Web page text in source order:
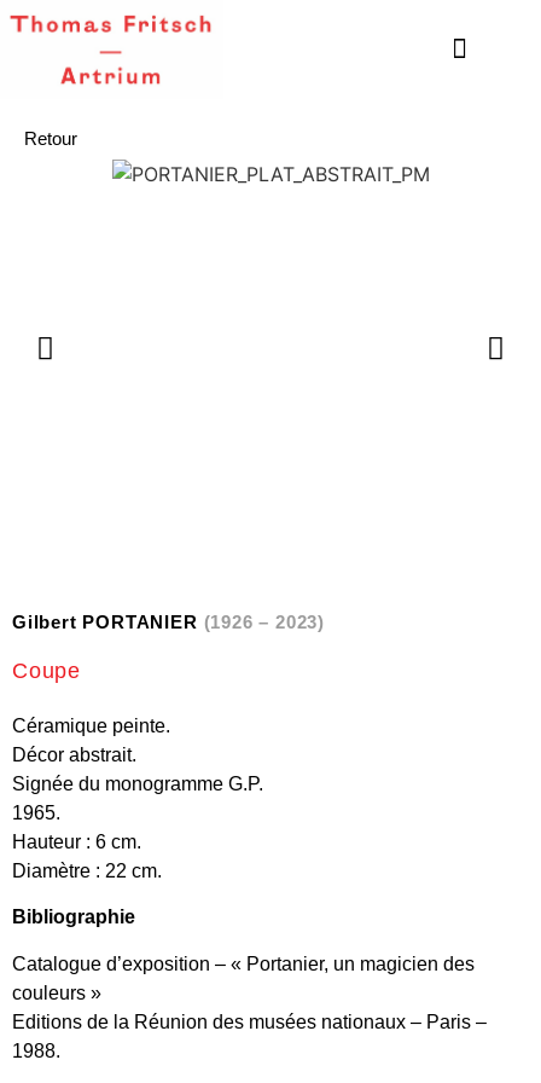
Retour
Gilbert PORTANIER (1926 – 2023)
Coupe
Céramique peinte.
Décor abstrait.
Signée du monogramme G.P.
1965.
Hauteur : 6 cm.
Diamètre : 22 cm.
Bibliographie
Catalogue d’exposition – « Portanier, un magicien des
couleurs »
Editions de la Réunion des musées nationaux – Paris –
1988.